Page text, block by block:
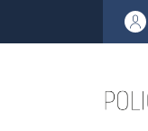
al contenuto
to footer content